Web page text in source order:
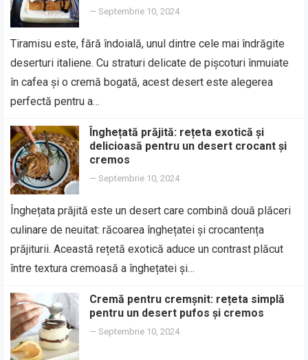
—Septembrie 10, 2024
Tiramisu este, fără îndoială, unul dintre cele mai îndrăgite
deserturi italiene. Cu straturi delicate de pișcoturi înmuiate
în cafea și o cremă bogată, acest desert este alegerea
perfectă pentru a…
Înghețată prăjită: rețeta exotică și
delicioasă pentru un desert crocant și
cremos
—Septembrie 10, 2024
Înghețata prăjită este un desert care combină două plăceri
culinare de neuitat: răcoarea înghețatei și crocantența
prăjiturii. Această rețetă exotică aduce un contrast plăcut
între textura cremoasă a înghețatei și…
Cremă pentru cremșnit: rețeta simplă
pentru un desert pufos și cremos
—Septembrie 10, 2024